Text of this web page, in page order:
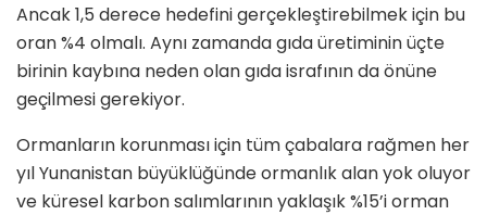
Ancak 1,5 derece hedefini gerçekleştirebilmek için bu
oran %4 olmalı. Aynı zamanda gıda üretiminin üçte
birinin kaybına neden olan gıda israfının da önüne
geçilmesi gerekiyor.
Ormanların korunması için tüm çabalara rağmen her
yıl Yunanistan büyüklüğünde ormanlık alan yok oluyor
ve küresel karbon salımlarının yaklaşık %15’i orman